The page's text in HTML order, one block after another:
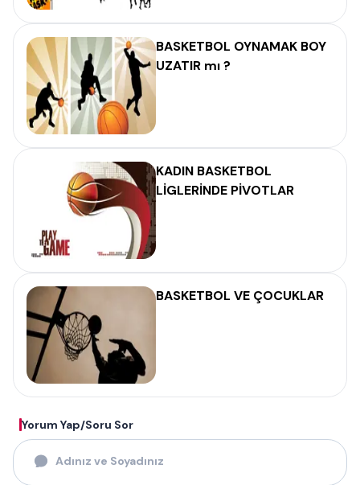
BASKETBOL OYNAMAK BOY
UZATIR mı ?
KADIN BASKETBOL
LİGLERİNDE PİVOTLAR
BASKETBOL VE ÇOCUKLAR
Yorum Yap/Soru Sor